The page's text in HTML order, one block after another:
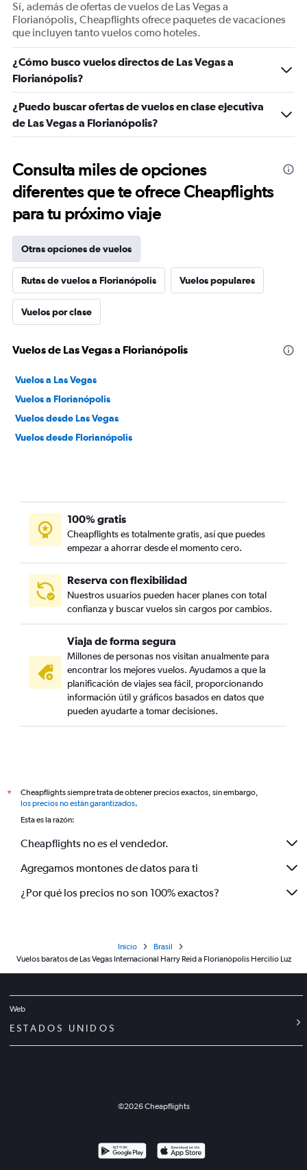
Sí, además de ofertas de vuelos de Las Vegas a
Florianópolis, Cheapflights ofrece paquetes de vacaciones
que incluyen tanto vuelos como hoteles.
¿Cómo busco vuelos directos de Las Vegas a
Florianópolis?
¿Puedo buscar ofertas de vuelos en clase ejecutiva
de Las Vegas a Florianópolis?
Consulta miles de opciones
diferentes que te ofrece Cheapflights
para tu próximo viaje
Otras opciones de vuelos
Rutas de vuelos a Florianópolis Vuelos populares
Vuelos por clase
Vuelos de Las Vegas a Florianópolis
Vuelos a Las Vegas
Vuelos a Florianópolis
Vuelos desde Las Vegas
Vuelos desde Florianópolis
100% gratis
Cheapflights es totalmente gratis, así que puedes
empezar a ahorrar desde el momento cero.
Reserva con flexibilidad
Nuestros usuarios pueden hacer planes con total
confianza y buscar vuelos sin cargos por cambios.
Viaja de forma segura
Millones de personas nos visitan anualmente para
encontrar los mejores vuelos. Ayudamos a que la
planificación de viajes sea fácil, proporcionando
información útil y gráficos basados en datos que
pueden ayudarte a tomar decisiones.
*
Cheapflights siempre trata de obtener precios exactos, sin embargo,
los precios no están garantizados.
Esta es la razón:
Cheapflights no es el vendedor.
Agregamos montones de datos para ti
¿Por qué los precios no son 100% exactos?
Inicio
Brasil
Vuelos baratos de Las Vegas Internacional Harry Reid a Florianópolis Hercilio Luz
Web
ESTADOS UNIDOS
©2026Cheapflights